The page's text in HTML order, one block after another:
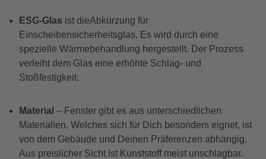
ESG-Glas ist dieAbkürzung für
Einscheibensicherheitsglas. Es wird durch eine
spezielle Wärmebehandlung hergestellt. Der Prozess
verleiht dem Glas eine erhöhte Schlag- und
Stoßfestigkeit.
Material – Fenster gibt es aus unterschiedlichen
Materialien. Welches sich für Dich besonders eignet, ist
von dem Gebäude und Deinen Präferenzen abhängig.
Aus preislicher Sicht ist Kunststoff meist unschlagbar.